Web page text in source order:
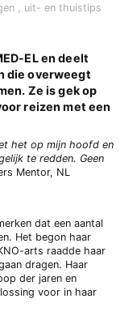
uit- en thuistips
EL en deelt
die overweegt
Ze is gek op
reizen met een
het op mijn hoofd en
te redden. Geen
Mentor, NL
dat een aantal
Het begon haar
arts raadde haar
dragen. Haar
der jaren en
voor in haar